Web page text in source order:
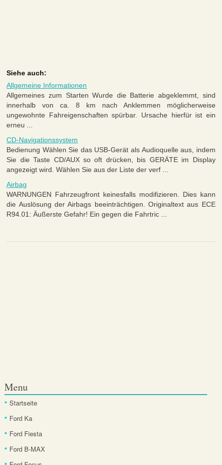
Siehe auch:
Allgemeine Informationen
Allgemeines zum Starten Wurde die Batterie abgeklemmt, sind
innerhalb von ca. 8 km nach Anklemmen möglicherweise
ungewohnte Fahreigenschaften spürbar. Ursache hierfür ist ein
erneu ...
CD-Navigationssystem
Bedienung Wählen Sie das USB-Gerät als Audioquelle aus, indem
Sie die Taste CD/AUX so oft drücken, bis GERÄTE im Display
angezeigt wird. Wählen Sie aus der Liste der verf ...
Airbag
WARNUNGEN Fahrzeugfront keinesfalls modifizieren. Dies kann
die Auslösung der Airbags beeinträchtigen. Originaltext aus ECE
R94.01: Äußerste Gefahr! Ein gegen die Fahrtric ...
Menu
Startseite
Ford Ka
Ford Fiesta
Ford B-MAX